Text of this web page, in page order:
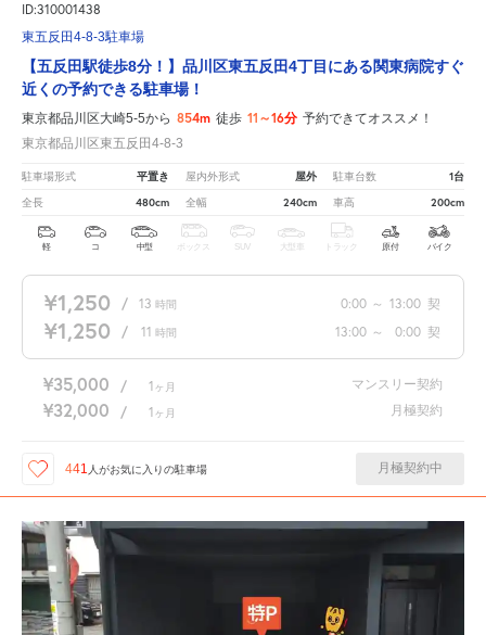
ID:310001438
東五反田4-8-3駐車場
【五反田駅徒歩8分！】品川区東五反田4丁目にある関東病院すぐ
近くの予約できる駐車場！
東京都品川区大崎5-5から 854m 徒歩 11～16分 予約できてオススメ！
東京都品川区東五反田4-8-3
駐車場形式 平置き 屋内外形式 屋外 駐車台数 1台
全長 480cm 全幅 240cm 車高 200cm
軽 コ 中型 ボックス SUV 大型車 トラック 原付 バイク
¥1,250 / 13 時間 0:00 ～ 13:00 契
¥1,250 / 11 時間 13:00 ～ 0:00 契
¥35,000 / 1 ヶ月 マンスリー契約
¥32,000 / 1 ヶ月 月極契約
441 人がお気に入りの駐車場 月極契約中